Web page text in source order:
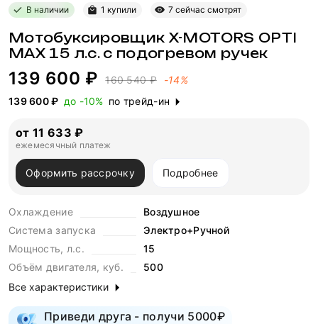
В наличии 1 купили 7 сейчас смотрят
Мотобуксировщик X-MOTORS OPTI
MAX 15 л.с. с подогревом ручек
139 600 ₽ 160 540 ₽
-14%
139 600 ₽ до -10% по трейд-ин
от 11 633 ₽
ежемесячный платеж
Оформить рассрочку Подробнее
Охлаждение
Воздушное
Система запуска
Электро+Ручной
Мощность, л.с.
15
Объём двигателя, куб.
500
Все характеристики
Приведи друга - получи 5000₽